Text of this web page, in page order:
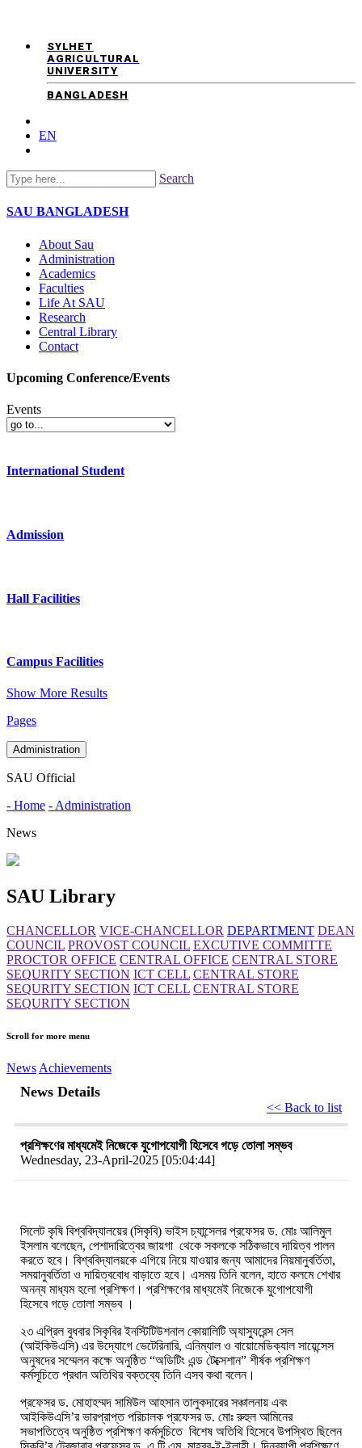
SYLHET
AGRICULTURAL
UNIVERSITY
BANGLADESH
EN
Search
SAU BANGLADESH
About Sau
Administration
Academics
Faculties
Life At SAU
Research
Central Library
Contact
Upcoming Conference/Events
Events
International Student
Admission
Hall Facilities
Campus Facilities
Show More Results
Pages
Administration
SAU Official
- Home - Administration
News
SAU Library
CHANCELLOR VICE-CHANCELLOR DEPARTMENT DEAN
COUNCIL PROVOST COUNCIL EXCUTIVE COMMITTE
PROCTOR OFFICE CENTRAL OFFICE CENTRAL STORE
SEQURITY SECTION ICT CELL CENTRAL STORE
SEQURITY SECTION ICT CELL CENTRAL STORE
SEQURITY SECTION
Scroll for more menu
News Achievements
News Details
<< Back to list
প্রশিক্ষণের মাধ্যমেই নিজেকে যুগোপযোগী হিসেবে গড়ে তোলা সম্ভব
Wednesday, 23-April-2025 [05:04:44]
সিলেট কৃষি বিশ্ববিদ্যালয়ের(সিকৃবি) ভাইস চ্যান্সেলর প্রফেসর ড. মোঃ আলিমুল
ইসলাম বলেছেন, পেশাদারিত্বের জায়গা থেকে সকলকে সঠিকভাবে দায়িত্ব পালন
করতে হবে। বিশ্ববিদ্যালয়কে এগিয়ে নিয়ে যাওয়ার জন্য আমাদের নিয়মানুবর্তিতা,
সময়ানুবর্তিতা ও দায়িত্ববোধ বাড়াতে হবে। এসময় তিনি বলেন, হাতে কলমে শেখার
অনন্য মাধ্যম হলো প্রশিক্ষণ। প্রশিক্ষণের মাধ্যমেই নিজেকে যুগোপযোগী
হিসেবে গড়ে তোলা সম্ভব ।
২৩ এপ্রিল বুধবার সিকৃবির ইনস্টিটিউশনাল কোয়ালিটি অ্যাস্যুরেন্স সেল
(আইকিউএসি) এর উদ্যোগে ভেটেরিনারি, এনিম্যাল ও বায়োমেডিক্যাল সায়েন্সেস
অনুষদের সম্মেলন কক্ষে অনুষ্ঠিত“অডিটিং এন্ড টেক্সেশান” শীর্ষক প্রশিক্ষণ
কর্মসূচিতে প্রধান অতিথির বক্তব্যে তিনি এসব কথা বলেন।
প্রফেসর ড. মোহাহম্মদ সামিউল আহসান তালুকদারের সঞ্চালনায় এবং
আইকিউএসি’র ভারপ্রাপ্ত পরিচালক প্রফেসর ড. মোঃ রুহুল আমিনের
সভাপতিত্বে অনুষ্ঠিত প্রশিক্ষণ কর্মসূচিতে বিশেষ অতিথি হিসেবে উপস্থিত ছিলেন